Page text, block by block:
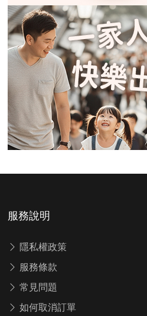
服務說明
隱私權政策
服務條款
常見問題
如何取消訂單